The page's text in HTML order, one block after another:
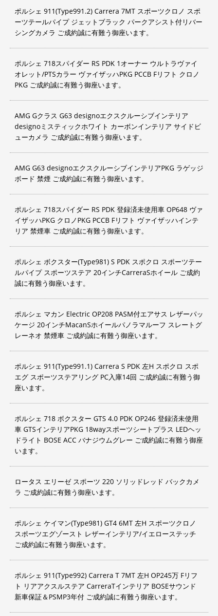
ポルシェ 911(Type991.2) Carrera 7MT スポーツクロノ スポ
ーツテールパイプ ジェットブラック パークアシスト付リバー
シングカメラ ご成約誠に有難う御座います。
ポルシェ 718スパイダー RS PDK 1オーナー ウルトラヴァイ
オレット/PTSカラー ヴァイザッハPKG PCCB Fリフト クロノ
PKG ご成約誠に有難う御座います。
AMG Gクラス G63 designoエクスクルーシブインテリア
designoミスティックホワイト カーボンインテリア サイドビ
ューカメラ ご成約誠に有難う御座います。
AMG G63 designoエクスクルーシブインテリアPKG ラゲッジ
ボード 禁煙 ご成約誠に有難う御座います。
ポルシェ 718スパイダー RS PDK 登録済未使用車 OP648 ヴァ
イザッハPKG クロノPKG PCCB Fリフト ヴァイザッハインテ
リア 禁煙車 ご成約誠に有難う御座います。
ポルシェ ボクスター(Type981) S PDK スポクロ スポーツテー
ルパイプ スポーツステア 20インチCarreraSホイール ご成約
誠に有難う御座います。
ポルシェ マカン Electric OP208 PASM付エアサス レザーパッ
ケージ 20インチMacanSホイールパノラマルーフ スレートグ
レーネオ 禁煙車 ご成約誠に有難う御座います。
ポルシェ 911(Type991.1) Carrera S PDK 左H スポクロ スポ
エグ スポーツステアリング PC入庫14回 ご成約誠に有難う御
座います。
ポルシェ 718 ボクスター GTS 4.0 PDK OP246 登録済未使用
車 GTSインテリアPKG 18wayスポーツシートプラス LEDヘッ
ドライト BOSE ACC バナジウムグレー ご成約誠に有難う御座
います。
ロータス エリーゼ スポーツ 220 ソリッドレッド バックカメ
ラ ご成約誠に有難う御座います。
ポルシェ ケイマン(Type981) GT4 6MT 左H スポーツクロノ
スポーツエグゾースト レザーインテリア/イエローステッチ
ご成約誠に有難う御座います。
ポルシェ 911(Type992) Carrera T 7MT 左H OP245万 Fリフ
ト リアアクスルステア CarreraTインテリア BOSEサウンド
新車保証＆PSMP3年付 ご成約誠に有難う御座います。